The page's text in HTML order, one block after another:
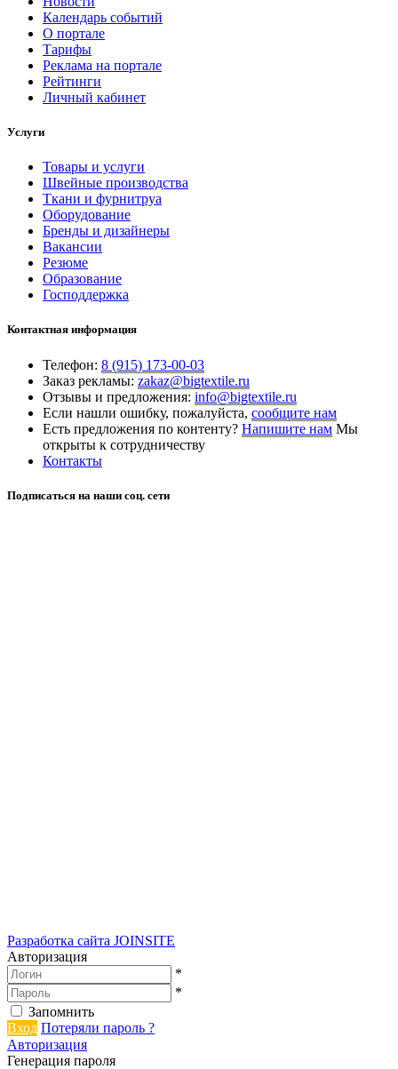
Календарь событий
О портале
Тарифы
Реклама на портале
Рейтинги
Личный кабинет
Услуги
Товары и услуги
Швейные производства
Ткани и фурнитруа
Оборудование
Бренды и дизайнеры
Вакансии
Резюме
Образование
Господдержка
Контактная информация
Телефон: 8 (915) 173-00-03
Заказ рекламы: zakaz@bigtextile.ru
Отзывы и предложения: info@bigtextile.ru
Если нашли ошибку, пожалуйста, сообщите нам
Есть предложения по контенту? Напишите нам Мы
открыты к сотрудничеству
Контакты
Подписаться на наши соц. сети
Разработка сайта JOINSITE
Авторизация
*
*
Запомнить
Вход Потеряли пароль ?
Авторизация
Генерация пароля